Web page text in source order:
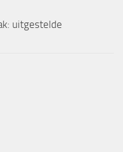
uitgestelde